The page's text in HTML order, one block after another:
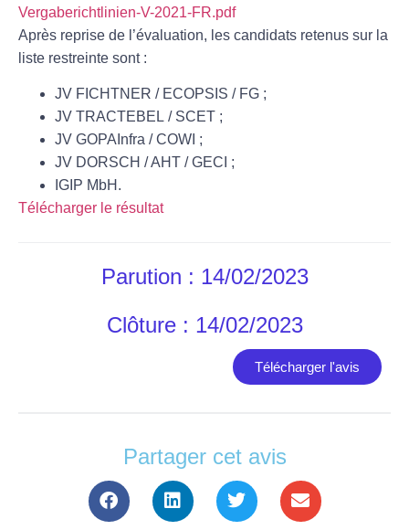
Vergaberichtlinien-V-2021-FR.pdf
Après reprise de l’évaluation, les candidats retenus sur la
liste restreinte sont :
JV FICHTNER / ECOPSIS / FG ;
JV TRACTEBEL / SCET ;
JV GOPAInfra / COWI ;
JV DORSCH / AHT / GECI ;
IGIP MbH.
Télécharger le résultat
Parution : 14/02/2023
Clôture : 14/02/2023
Télécharger l'avis
Partager cet avis